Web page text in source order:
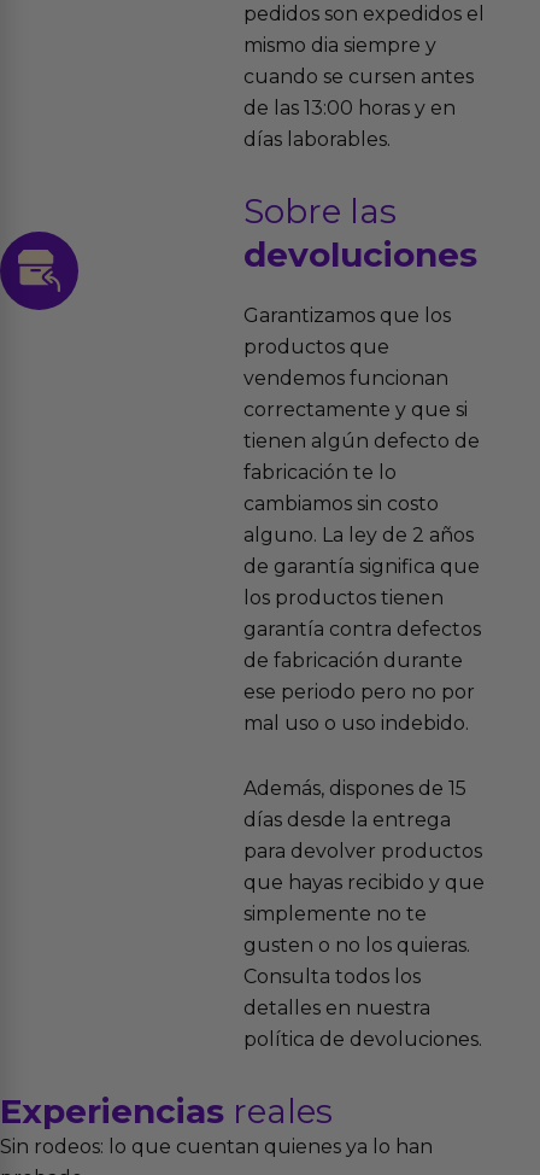
pedidos son expedidos el
mismo dia siempre y
cuando se cursen antes
de las 13:00 horas y en
días laborables.
Sobre las
devoluciones
Garantizamos que los
productos que
vendemos funcionan
correctamente y que si
tienen algún defecto de
fabricación te lo
cambiamos sin costo
alguno. La ley de 2 años
de garantía significa que
los productos tienen
garantía contra defectos
de fabricación durante
ese periodo pero no por
mal uso o uso indebido.
Además, dispones de 15
días desde la entrega
para devolver productos
que hayas recibido y que
simplemente no te
gusten o no los quieras.
Consulta todos los
detalles en nuestra
política de devoluciones.
Experiencias reales
Sin rodeos: lo que cuentan quienes ya lo han